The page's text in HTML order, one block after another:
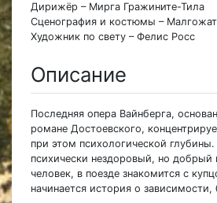
Дирижёр – Мирга Гражините-Тила
Сценография и костюмы –
Художник по свету – Фелис Росс
Описание
Последняя опера Вайнберга,
романе Достоевского,
при этом психологической
психически нездоровый, но добрый
человек, в поезде знакомится с
начинается история о